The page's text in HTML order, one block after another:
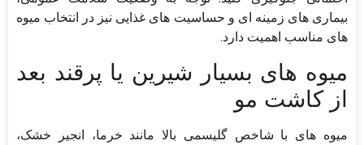
بیماری های زمینه ای و حساسیت های غذایی نیز در انتخاب میوه
های مناسب اهمیت دارد.
میوه های بسیار شیرین یا پرقند بعد
از کاشت مو
میوه های با شاخص گلیسمی بالا مانند خرما، انجیر خشک،